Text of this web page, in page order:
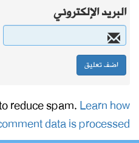
البريد الإلكتروني
reduce spam.Learn how
data is processed.